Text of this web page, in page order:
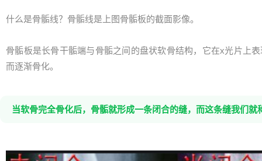
什么是骨骺线？骨骺线是上图骨骺板的截面影像。
骨骺板是长骨干骺端与骨骺之间的盘状软骨结构，它在x光片上
而逐渐骨化。
当软骨完全骨化后，骨骺就形成一条闭合的缝，而这条缝我们就